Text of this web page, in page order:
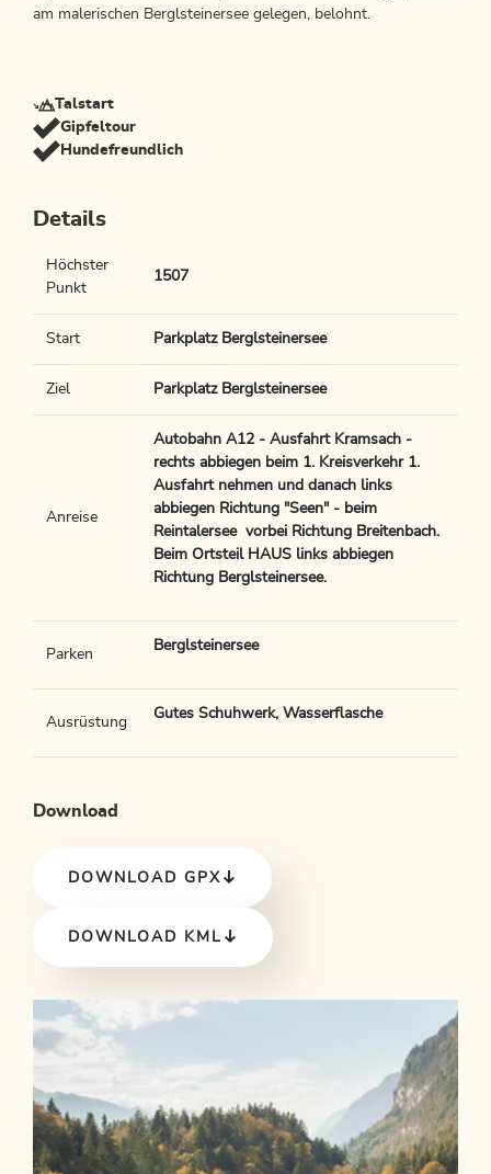
am malerischen Berglsteinersee gelegen, belohnt.
Talstart
Gipfeltour
Hundefreundlich
Details
Höchster
Punkt
1507
Start Parkplatz Berglsteinersee
Ziel Parkplatz Berglsteinersee
Anreise
Autobahn A12 - Ausfahrt Kramsach -
rechts abbiegen beim 1. Kreisverkehr 1.
Ausfahrt nehmen und danach links
abbiegen Richtung "Seen" - beim
Reintalersee vorbei Richtung Breitenbach.
Beim Ortsteil HAUS links abbiegen
Richtung Berglsteinersee.
Parken
Berglsteinersee
Ausrüstung
Gutes Schuhwerk, Wasserflasche
Download
DOWNLOAD GPX
DOWNLOAD KML